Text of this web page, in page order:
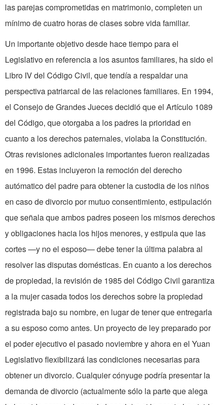
las parejas comprometidas en matrimonio, completen un
mínimo de cuatro horas de clases sobre vida familiar.
Un importante objetivo desde hace tiempo para el
Legislativo en referencia a los asuntos familiares, ha sido el
Libro IV del Código Civil, que tendía a respaldar una
perspectiva patriarcal de las relaciones familiares. En 1994,
el Consejo de Grandes Jueces decidió que el Artículo 1089
del Código, que otorgaba a los padres la prioridad en
cuanto a los derechos paternales, violaba la Constitución.
Otras revisiones adicionales importantes fueron realizadas
en 1996. Estas incluyeron la remoción del derecho
autómatico del padre para obtener la custodia de los niños
en caso de divorcio por mutuo consentimiento, estipulación
que señala que ambos padres poseen los mismos derechos
y obligaciones hacia los hijos menores, y estipula que las
cortes —y no el esposo— debe tener la última palabra al
resolver las disputas domésticas. En cuanto a los derechos
de propiedad, la revisión de 1985 del Código Civil garantiza
a la mujer casada todos los derechos sobre la propiedad
registrada bajo su nombre, en lugar de tener que entregarla
a su esposo como antes. Un proyecto de ley preparado por
el poder ejecutivo el pasado noviembre y ahora en el Yuan
Legislativo flexibilizará las condiciones necesarias para
obtener un divorcio. Cualquier cónyuge podría presentar la
demanda de divorcio (actualmente sólo la parte que alega